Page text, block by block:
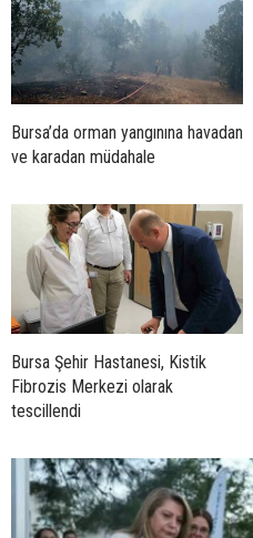
Bursa’da orman yangınına havadan
ve karadan müdahale
Bursa Şehir Hastanesi, Kistik
Fibrozis Merkezi olarak
tescillendi